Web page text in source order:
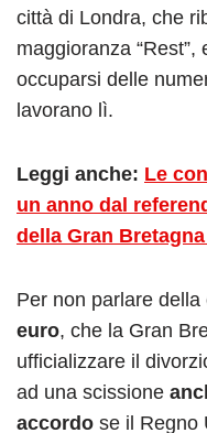
città di Londra, che
maggioranza
occuparsi delle
lavorano lì.
Leggi anche: Le
un anno dal
della Gran
Per non parlare
euro, che la Gran
ufficializzare il
ad una scissione
accordo se il Regno